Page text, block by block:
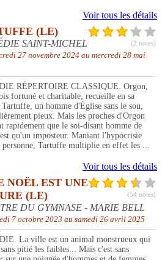
Voir tous les détails
(2 notes)
(LE)
SAINT-MICHEL
27 novembre 2024 au mercredi 28 mai
RÉPERTOIRE CLASSIQUE. Orgon,
fortuné et charitable, recueille en sa
Tartuffe, un homme d'Église sans le sou,
pieux. Mais les proches d'Orgon
rapidement que le soi-disant homme de
qu'un imposteur. Maniant l'hypocrisie
personne, Tartuffe multiplie en effet les ...
Voir tous les détails
(54 notes)
NOËL EST UNE
(LE)
DU GYMNASE - MARIE BELL
7 octobre 2023 au samedi 26 avril 2025
La ville est un animal monstrueux qui
pitié les faibles... Mais c'est sans